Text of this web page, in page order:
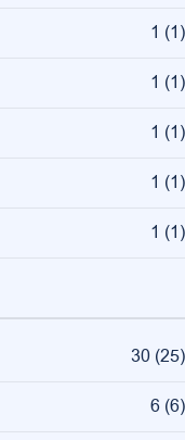
1 (1)
1 (1)
1 (1)
1 (1)
1 (1)
30 (25)
6 (6)